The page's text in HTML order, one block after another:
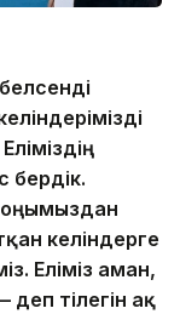
бердік.
келіндерге
Еліміз аман,
тілегін ақ